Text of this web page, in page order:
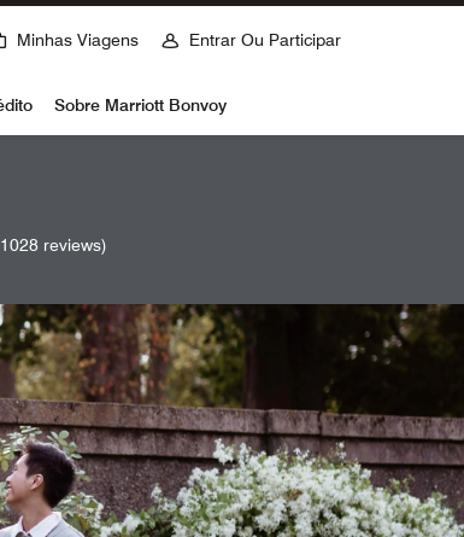
Minhas Viagens Entrar Ou Participar
Sobre Marriott Bonvoy
reviews)